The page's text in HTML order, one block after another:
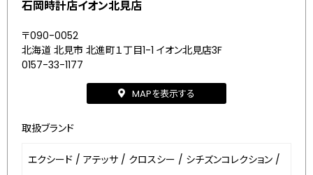
石岡時計店イオン北見店
〒090-0052
北海道 北見市 北進町１丁目1-1 イオン北見店3F
0157-33-1177
MAPを表示する
取扱ブランド
エクシード / アテッサ / クロスシー / シチズンコレクション /